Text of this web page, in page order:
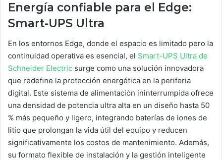
Energía confiable para el Edge:
Smart-UPS Ultra
En los entornos Edge, donde el espacio es limitado pero la
continuidad operativa es esencial, el Smart-UPS Ultra de
Schneider Electric surge como una solución innovadora
que redefine la protección energética en la periferia
digital. Este sistema de alimentación ininterrumpida ofrece
una densidad de potencia ultra alta en un diseño hasta 50
% más pequeño y ligero, integrando baterías de iones de
litio que prolongan la vida útil del equipo y reducen
significativamente los costos de mantenimiento. Además,
su formato flexible de instalación y la gestión inteligente